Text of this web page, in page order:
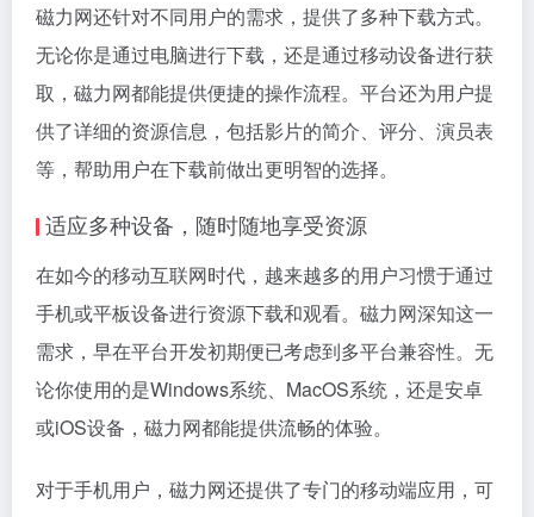
磁力网还针对不同用户的需求，提供了多种下载方式。
无论你是通过电脑进行下载，还是通过移动设备进行获
取，磁力网都能提供便捷的操作流程。平台还为用户提
供了详细的资源信息，包括影片的简介、评分、演员表
等，帮助用户在下载前做出更明智的选择。
适应多种设备，随时随地享受资源
在如今的移动互联网时代，越来越多的用户习惯于通过
手机或平板设备进行资源下载和观看。磁力网深知这一
需求，早在平台开发初期便已考虑到多平台兼容性。无
论你使用的是Windows系统、MacOS系统，还是安卓
或iOS设备，磁力网都能提供流畅的体验。
对于手机用户，磁力网还提供了专门的移动端应用，可